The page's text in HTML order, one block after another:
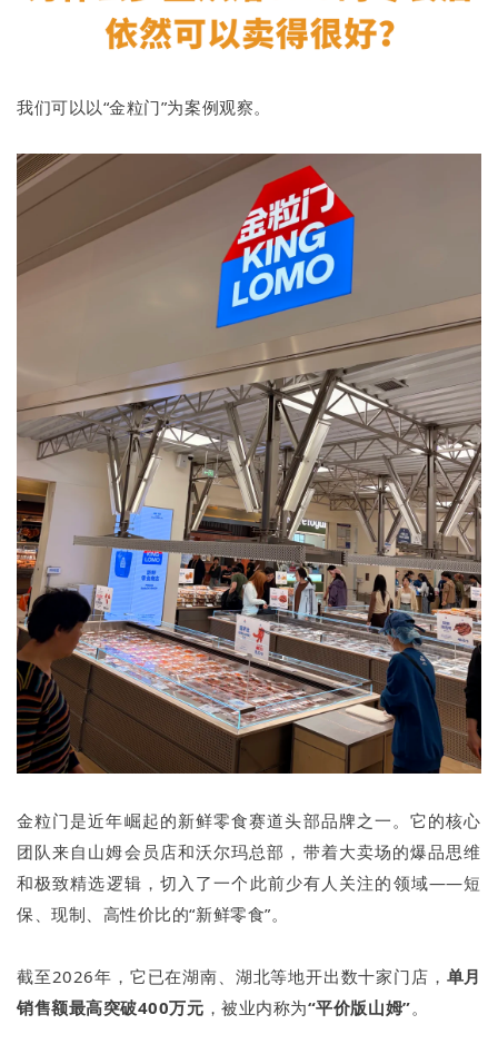
我们可以以“金粒门”为案例观察。
金粒门是近年崛起的新鲜零食赛道头部品牌之一。它的核心
团队来自山姆会员店和沃尔玛总部，带着大卖场的爆品思维
和极致精选逻辑，切入了一个此前少有人关注的领域——短
保、现制、高性价比的“新鲜零食”。
截至2026年，它已在湖南、湖北等地开出数十家门店， 单月
销售额最高突破400万元 ，被业内称为“平价版山姆”。